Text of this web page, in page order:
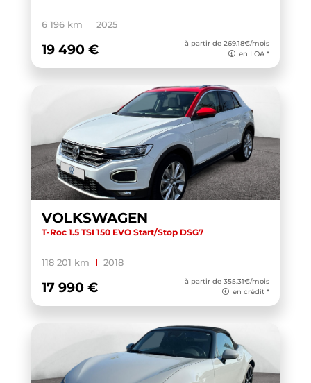
6 196 km 2025
19 490 €
à partir de 269.18€/mois
en LOA *
VOLKSWAGEN
T-Roc 1.5 TSI 150 EVO Start/Stop DSG7
118 201 km 2018
17 990 €
à partir de 355.31€/mois
en crédit *